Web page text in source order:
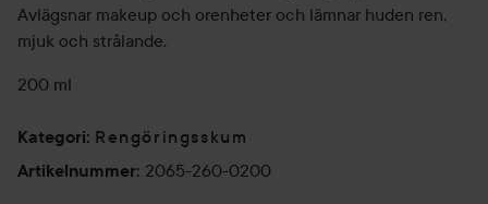
Avlägsnar makeup och orenheter och lämnar huden ren,
mjuk och strålande.
200 ml
Kategori: Rengöringsskum
Artikelnummer: 2065-260-0200